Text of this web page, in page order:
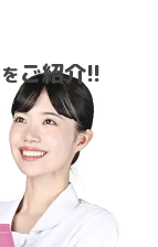
をご紹介!!